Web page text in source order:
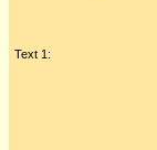
Text 1: